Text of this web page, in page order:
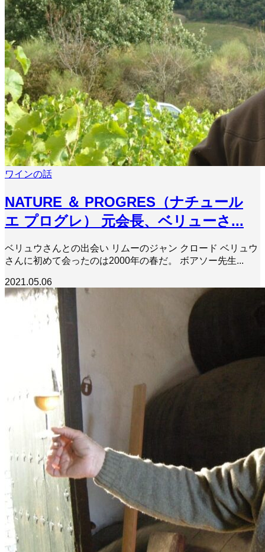
ワインの話
NATURE ＆ PROGRES（ナチュール
エ プログレ） 元会長、ベリューさ...
ベリュウさんとの出会い リムーのジャン クロード ベリュウ
さんに初めて会ったのは2000年の春だ。 ボアソー先生...
2021.05.06